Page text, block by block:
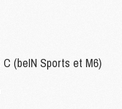
C (beIN Sports et M6)